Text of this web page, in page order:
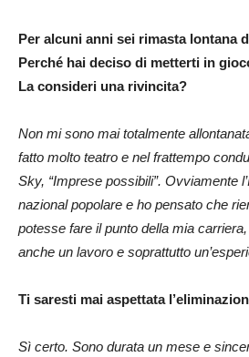
Per alcuni anni sei rimasta lontana
Perché hai deciso di metterti in
La consideri una rivincita?
Non mi sono mai totalmente
fatto molto teatro e nel frattempo
Sky, “Imprese possibili”. Ovviamente
nazional popolare e ho pensato che
potesse fare il punto della mia
anche un lavoro e soprattutto
Ti saresti mai aspettata
Sì certo. Sono durata un mese e